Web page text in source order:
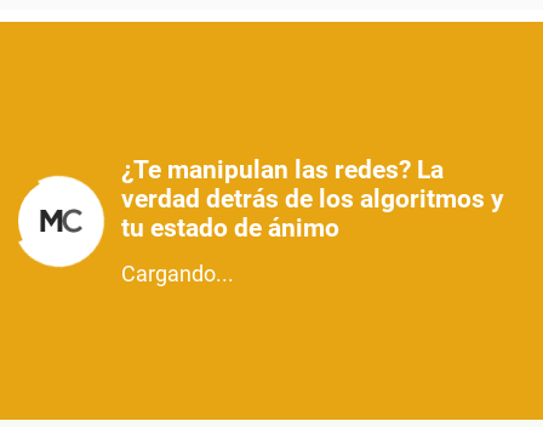
¿Te manipulan las redes? La
verdad detrás de los algoritmos y
tu estado de ánimo
Cargando...